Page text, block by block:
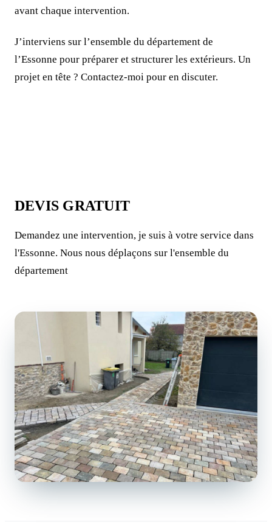
avant chaque intervention.
J’interviens sur l’ensemble du département de
l’Essonne pour préparer et structurer les extérieurs. Un
projet en tête ? Contactez-moi pour en discuter.
DEVIS GRATUIT
Demandez une intervention, je suis à votre service dans
l'Essonne. Nous nous déplaçons sur l'ensemble du
département